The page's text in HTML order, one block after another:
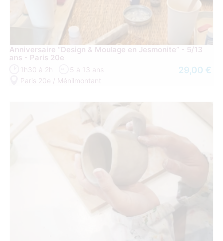
Anniversaire “Design & Moulage en Jesmonite” - 5/13
ans - Paris 20e
1h30 à 2h
5 à 13 ans
Paris 20e / Ménilmontant
29,00 €